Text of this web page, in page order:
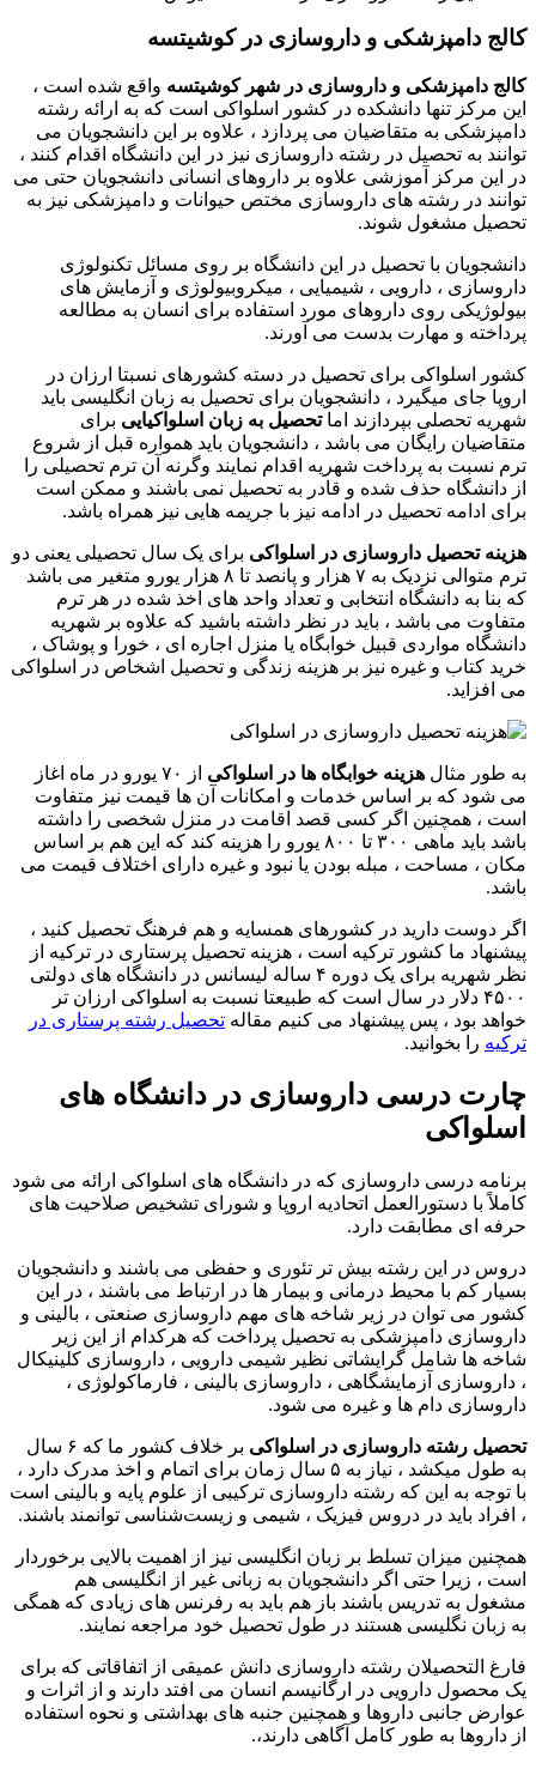
کالج دامپزشکی و داروسازی در کوشیتسه
کالج دامپزشکی و داروسازی در شهر کوشیتسه واقع شده است ،
این مرکز تنها دانشکده در کشور اسلواکی است که به ارائه رشته
دامپزشکی به متقاضیان می پردازد ، علاوه بر این دانشجویان می
توانند به تحصیل در رشته داروسازی نیز در این دانشگاه اقدام کنند ،
در این مرکز آموزشی علاوه بر داروهای انسانی دانشجویان حتی می
توانند در رشته های داروسازی مختص حیوانات و دامپزشکی نیز به
تحصیل مشغول شوند.
دانشجویان با تحصیل در این دانشگاه بر روی مسائل تکنولوژی
داروسازی ، دارویی ، شیمیایی ، میکروبیولوژی و آزمایش های
بیولوژیکی روی داروهای مورد استفاده برای انسان به مطالعه
پرداخته و مهارت بدست می آورند.
کشور اسلواکی برای تحصیل در دسته کشورهای نسبتا ارزان در
اروپا جای میگیرد ، دانشجویان برای تحصیل به زبان انگلیسی باید
شهریه تحصلی بپردازند اماتحصیل به زبان اسلواکیایی برای
متقاضیان رایگان می باشد ، دانشجویان باید همواره قبل از شروع
ترم نسبت به پرداخت شهریه اقدام نمایند وگرنه آن ترم تحصیلی را
از دانشگاه حذف شده و قادر به تحصیل نمی باشند و ممکن است
برای ادامه تحصیل در ادامه نیز با جریمه هایی نیز همراه باشد.
هزینه تحصیل داروسازی در اسلواکی برای یک سال تحصیلی یعنی دو
ترم متوالی نزدیک به ۷ هزار و پانصد تا ۸ هزار یورو متغیر می باشد
که بنا به دانشگاه انتخابی و تعداد واحد های اخذ شده در هر ترم
متفاوت می باشد ، باید در نظر داشته باشید که علاوه بر شهریه
دانشگاه مواردی قبیل خوابگاه یا منزل اجاره ای ، خورا و پوشاک ،
خرید کتاب و غیره نیز بر هزینه زندگی و تحصیل اشخاص در اسلواکی
می افزاید.
به طور مثال هزینه خوابگاه ها در اسلواکی
از ۷۰ یورو در ماه اغاز
می شود که بر اساس خدمات و امکانات آن ها قیمت نیز متفاوت
است ، همچنین اگر کسی قصد اقامت در منزل شخصی را داشته
باشد باید ماهی ۳۰۰ تا ۸۰۰ یورو را هزینه کند که این هم بر اساس
مکان ، مساحت ، مبله بودن یا نبود و غیره دارای اختلاف قیمت می
باشد.
اگر دوست دارید در کشورهای همسایه و هم فرهنگ تحصیل کنید ،
پیشنهاد ما کشور ترکیه است ، هزینه تحصیل پرستاری در ترکیه از
نظر شهریه برای یک دوره ۴ ساله لیسانس در دانشگاه های دولتی
۴۵۰۰ دلار در سال است که طبیعتا نسبت به اسلواکی ارزان تر
خواهد بود ، پس پیشنهاد می کنیم مقاله تحصیل رشته پرستاری در
ترکیه را بخوانید.
چارت درسی داروسازی در دانشگاه های
اسلواکی
برنامه درسی داروسازی که در دانشگاه های اسلواکی ارائه می شود
کاملاً با دستورالعمل اتحادیه اروپا و شورای تشخیص صلاحیت های
حرفه ای مطابقت دارد.
دروس در این رشته بیش تر تئوری و حفظی می باشند و دانشجویان
بسیار کم با محیط درمانی و بیمار ها در ارتباط می باشند ، در این
کشور می توان در زیر شاخه های مهم داروسازی صنعتی ، بالینی و
داروسازی دامپزشکی به تحصیل پرداخت که هرکدام از این زیر
شاخه ها شامل گرایشاتی نظیر شیمی دارویی ، داروسازی کلینیکال
، داروسازی آزمایشگاهی ، داروسازی بالینی ، فارماکولوژی ،
داروسازی دام ها و غیره می شود.
تحصیل رشته داروسازی در اسلواکی
بر خلاف کشور ما که ۶ سال
به طول میکشد ، نیاز به ۵ سال زمان برای اتمام و اخذ مدرک دارد ،
با توجه به این که رشته داروسازی ترکیبی از علوم پایه و بالینی است
، افراد باید در دروس فیزیک ، شیمی و زیست‌شناسی توانمند باشند.
همچنین میزان تسلط بر زبان انگلیسی نیز از اهمیت بالایی برخوردار
است ، زیرا حتی اگر دانشجویان به زبانی غیر از انگلیسی هم
مشغول به تدریس باشند باز هم باید به رفرنس های زیادی که همگی
به زبان نگلیسی هستند در طول تحصیل خود مراجعه نمایند.
فارغ التحصیلان رشته داروسازی دانش عمیقی از اتفاقاتی که برای
یک محصول دارویی در ارگانیسم انسان می افتد دارند و از اثرات و
عوارض جانبی داروها و همچنین جنبه های بهداشتی و نحوه استفاده
از داروها به طور کامل آگاهی دارند،.